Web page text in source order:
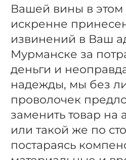
Вашей вины в этом
искренне
извинений в Ваш
Мурманске за
деньги и
надежды, мы без
проволочек
заменить товар на
или такой же по
постараясь